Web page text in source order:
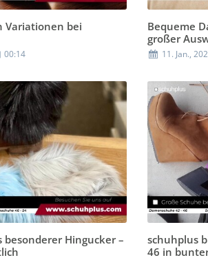
Variationen bei
00:14
Bequeme
großer
11. Jan.,
besonderer Hingucker –
schuhplus
46 in